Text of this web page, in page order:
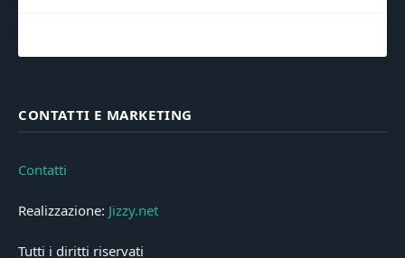
CONTATTI E MARKETING
Contatti
Realizzazione: Jizzy.net
Tutti i diritti riservati